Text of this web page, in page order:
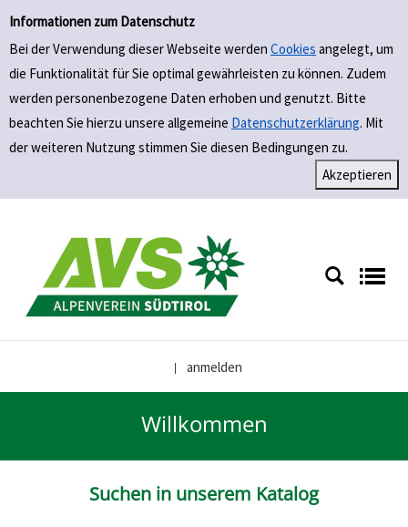
Bibliothek Alpenverein Südtirol
Informationen zum Datenschutz
Bei der Verwendung dieser Webseite werden Cookies angelegt, um
die Funktionalität für Sie optimal gewährleisten zu können. Zudem
werden personenbezogene Daten erhoben und genutzt. Bitte
beachten Sie hierzu unsere allgemeine Datenschutzerklärung. Mit
der weiteren Nutzung stimmen Sie diesen Bedingungen zu.
anmelden
Willkommen
Suchen in unserem Katalog